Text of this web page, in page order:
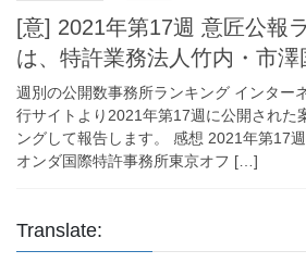
[意] 2021年第17週 意匠公報
は、特許業務法人竹内・市
週別の公開数事務所ランキング インター
行サイトより2021年第17週に公開された
ングして報告します。 感想 2021年第17
オンダ国際特許事務所東京オフ […]
Translate: